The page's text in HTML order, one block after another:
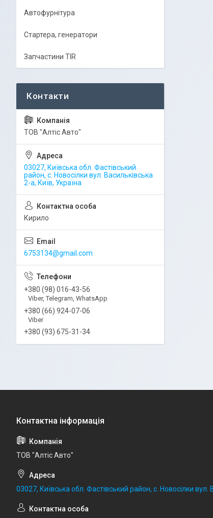
Автофурнітура
Стартера, генератори
Запчастини TIR
ТОВ "Алтіс Авто"
03027, Київська обл. Фастівський
район, с. Новосілки вул. Васильківська
2-а, Київ, Україна
Кирило
6753134@gmail.com
+380 (98) 016-43-56
Viber, Telegram, WhatsApp
+380 (66) 924-07-06
Viber
+380 (93) 675-31-34
ТОВ "Алтіс Авто"
03027, Київська обл. Фастівський район, с. Новосілки вул.